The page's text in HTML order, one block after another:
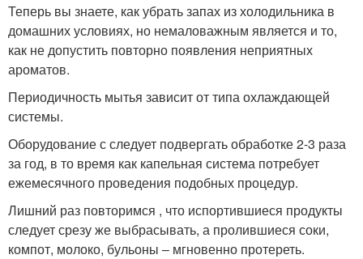
Теперь вы знаете, как убрать запах из холодильника в
домашних условиях, но немаловажным является и то,
как не допустить повторно появления неприятных
ароматов.
Периодичность мытья зависит от типа охлаждающей
системы.
Оборудование с следует подвергать обработке 2-3 раза
за год, в то время как капельная система потребует
ежемесячного проведения подобных процедур.
Лишний раз повторимся , что испортившиеся продукты
следует срезу же выбрасывать, а пролившиеся соки,
компот, молоко, бульоны – мгновенно протереть.